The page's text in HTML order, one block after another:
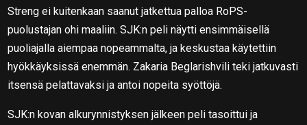
Streng ei kuitenkaan saanut jatkettua palloa RoPS-
puolustajan ohi maaliin. SJK:n peli näytti ensimmäisellä
puoliajalla aiempaa nopeammalta, ja keskustaa käytettiin
hyökkäyksissä enemmän. Zakaria Beglarishvili teki jatkuvasti
itsensä pelattavaksi ja antoi nopeita syöttöjä.
SJK:n kovan alkurynnistyksen jälkeen peli tasoittui ja